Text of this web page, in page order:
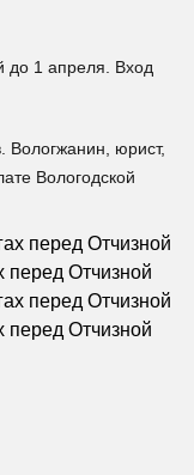
до 1 апреля. Вход
Вологжанин, юрист,
Вологодской
перед Отчизной
перед Отчизной